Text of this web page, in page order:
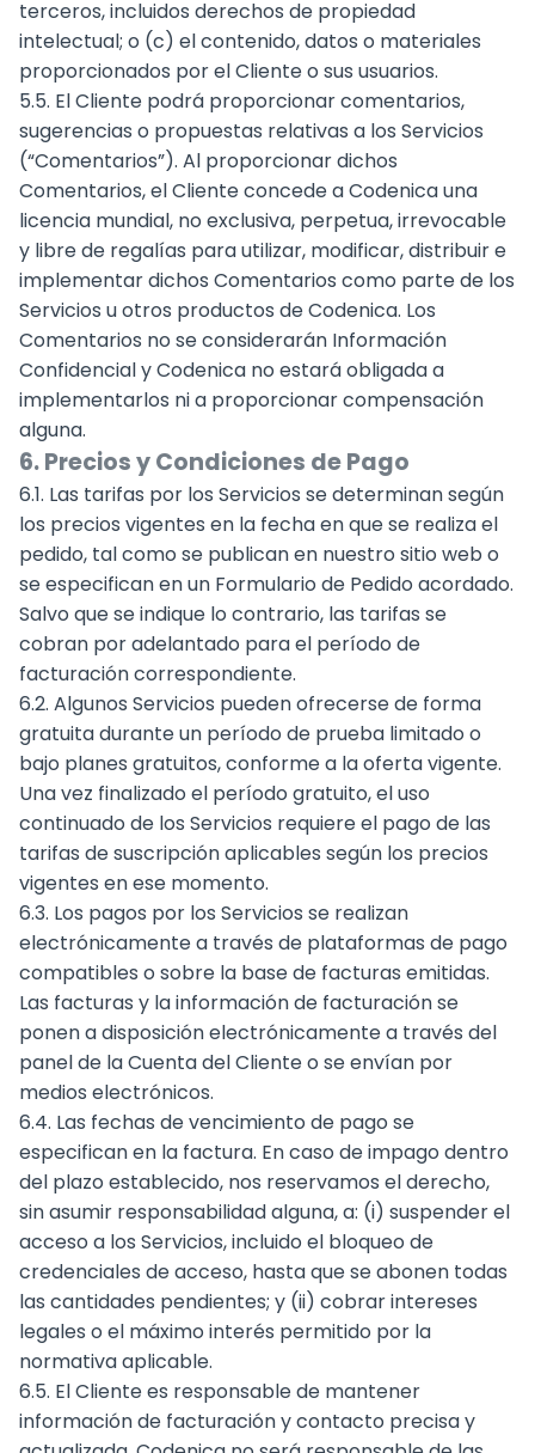
terceros, incluidos derechos de propiedad
intelectual; o (c) el contenido, datos o materiales
proporcionados por el Cliente o sus usuarios.
5.5. El Cliente podrá proporcionar comentarios,
sugerencias o propuestas relativas a los Servicios
(“Comentarios”). Al proporcionar dichos
Comentarios, el Cliente concede a Codenica una
licencia mundial, no exclusiva, perpetua, irrevocable
y libre de regalías para utilizar, modificar, distribuir e
implementar dichos Comentarios como parte de los
Servicios u otros productos de Codenica. Los
Comentarios no se considerarán Información
Confidencial y Codenica no estará obligada a
implementarlos ni a proporcionar compensación
alguna.
6. Precios y Condiciones de Pago
6.1. Las tarifas por los Servicios se determinan según
los precios vigentes en la fecha en que se realiza el
pedido, tal como se publican en nuestro sitio web o
se especifican en un Formulario de Pedido acordado.
Salvo que se indique lo contrario, las tarifas se
cobran por adelantado para el período de
facturación correspondiente.
6.2. Algunos Servicios pueden ofrecerse de forma
gratuita durante un período de prueba limitado o
bajo planes gratuitos, conforme a la oferta vigente.
Una vez finalizado el período gratuito, el uso
continuado de los Servicios requiere el pago de las
tarifas de suscripción aplicables según los precios
vigentes en ese momento.
6.3. Los pagos por los Servicios se realizan
electrónicamente a través de plataformas de pago
compatibles o sobre la base de facturas emitidas.
Las facturas y la información de facturación se
ponen a disposición electrónicamente a través del
panel de la Cuenta del Cliente o se envían por
medios electrónicos.
6.4. Las fechas de vencimiento de pago se
especifican en la factura. En caso de impago dentro
del plazo establecido, nos reservamos el derecho,
sin asumir responsabilidad alguna, a: (i) suspender el
acceso a los Servicios, incluido el bloqueo de
credenciales de acceso, hasta que se abonen todas
las cantidades pendientes; y (ii) cobrar intereses
legales o el máximo interés permitido por la
normativa aplicable.
6.5. El Cliente es responsable de mantener
información de facturación y contacto precisa y